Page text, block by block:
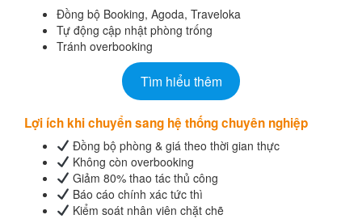
Đồng bộ Booking, Agoda, Traveloka
Tự động cập nhật phòng trống
Tránh overbooking
Tìm hiểu thêm
Lợi ích khi chuyển sang hệ thống chuyên nghiệp
Đồng bộ phòng & giá theo thời gian thực
Không còn overbooking
Giảm 80% thao tác thủ công
Báo cáo chính xác tức thì
Kiểm soát nhân viên chặt chẽ